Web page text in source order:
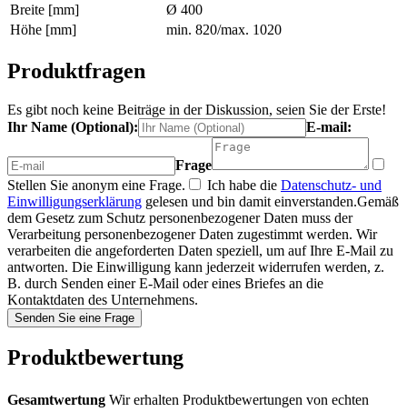
Breite [mm]
Ø 400
Höhe [mm]
min. 820/max. 1020
Produktfragen
Es gibt noch keine Beiträge in der Diskussion, seien Sie der Erste!
Ihr Name (Optional):
E-mail:
Frage
Stellen Sie anonym eine Frage.
Ich habe die Datenschutz- und
Einwilligungserklärung gelesen und bin damit einverstanden.Gemäß
dem Gesetz zum Schutz personenbezogener Daten muss der
Verarbeitung personenbezogener Daten zugestimmt werden. Wir
verarbeiten die angeforderten Daten speziell, um auf Ihre E-Mail zu
antworten. Die Einwilligung kann jederzeit widerrufen werden, z.
B. durch Senden einer E-Mail oder eines Briefes an die
Kontaktdaten des Unternehmens.
Senden Sie eine Frage
Produktbewertung
Gesamtwertung Wir erhalten Produktbewertungen von echten